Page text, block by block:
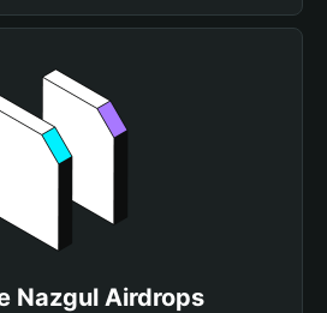
Nazgul Airdrops